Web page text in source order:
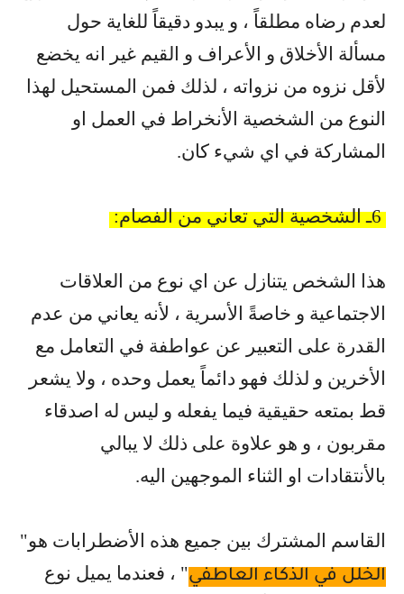
لعدم رضاه مطلقاً ، و يبدو دقيقاً للغاية حول
مسألة الأخلاق و الأعراف و القيم غير انه يخضع
لأقل نزوه من نزواته ، لذلك فمن المستحيل لهذا
النوع من الشخصية الأنخراط في العمل او
المشاركة في اي شيء كان.
6ـ الشخصية التي تعاني من الفصام:
هذا الشخص يتنازل عن اي نوع من العلاقات
الاجتماعية و خاصةً الأسرية ، لأنه يعاني من عدم
القدرة على التعبير عن عواطفة في التعامل مع
الأخرين و لذلك فهو دائماً يعمل وحده ، ولا يشعر
قط بمتعه حقيقية فيما يفعله و ليس له اصدقاء
مقربون ، و هو علاوة على ذلك لا يبالي
بالأنتقادات او الثناء الموجهين اليه.
القاسم المشترك بين جميع هذه الأضطرابات هو"
الخلل في الذكاء العاطفي" ، فعندما يميل نوع